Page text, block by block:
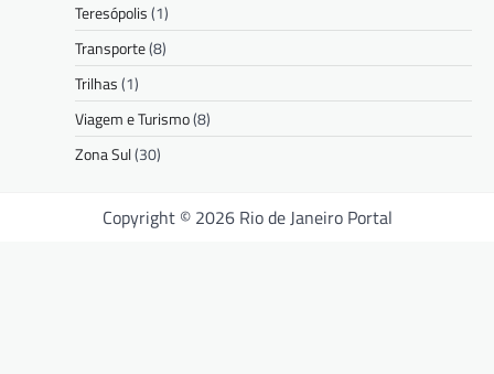
Teresópolis(1)
Transporte(8)
Trilhas(1)
Viagem e Turismo(8)
Zona Sul(30)
Copyright © 2026 Rio de Janeiro Portal